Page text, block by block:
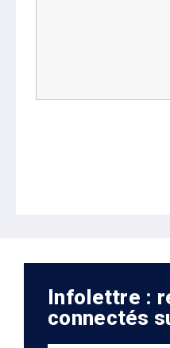
Infolettre :
connectés